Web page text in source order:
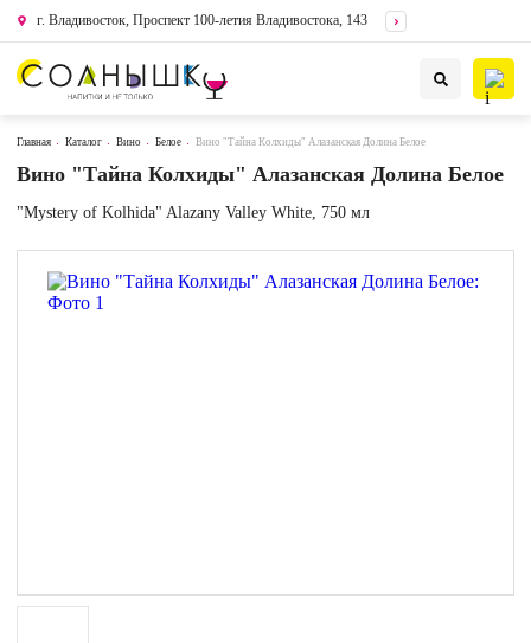
г. Владивосток, Проспект 100-летия Владивостока, 143
Главная Каталог Вино Белое Вино "Тайна Колхиды" Алазанская Долина Белое
Вино "Тайна Колхиды" Алазанская Долина Белое
"Mystery of Kolhida" Alazany Valley White, 750 мл